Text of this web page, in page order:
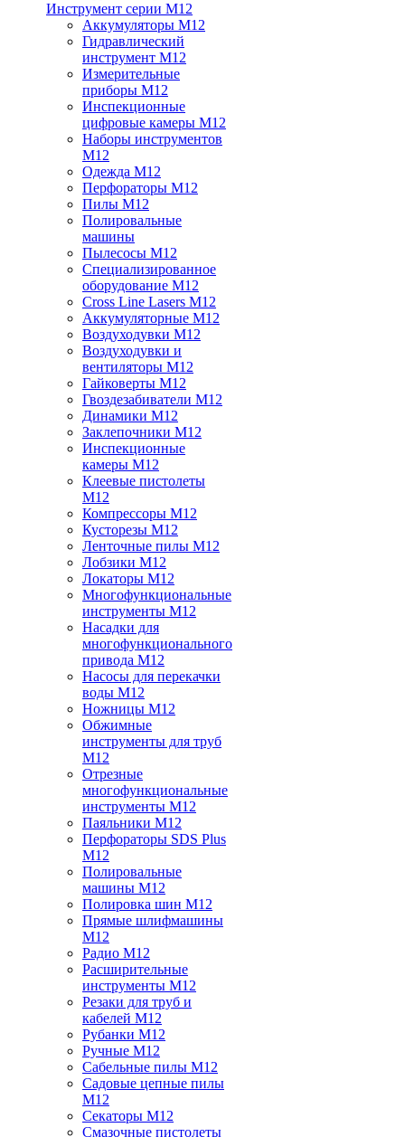
Инструмент серии M12
Аккумуляторы M12
Гидравлический
инструмент M12
Измерительные
приборы M12
Инспекционные
цифровые камеры M12
Наборы инструментов
M12
Одежда M12
Перфораторы M12
Пилы M12
Полировальные
машины
Пылесосы M12
Специализированное
оборудование M12
Cross Line Lasers M12
Аккумуляторные M12
Воздуходувки M12
Воздуходувки и
вентиляторы M12
Гайковерты M12
Гвоздезабиватели M12
Динамики M12
Заклепочники M12
Инспекционные
камеры M12
Клеевые пистолеты
M12
Компрессоры M12
Кусторезы M12
Ленточные пилы M12
Лобзики M12
Локаторы M12
Многофункциональные
инструменты M12
Насадки для
многофункционального
привода M12
Насосы для перекачки
воды M12
Ножницы M12
Обжимные
инструменты для труб
M12
Отрезные
многофункциональные
инструменты M12
Паяльники M12
Перфораторы SDS Plus
M12
Полировальные
машины M12
Полировка шин M12
Прямые шлифмашины
M12
Радио M12
Расширительные
инструменты M12
Резаки для труб и
кабелей M12
Рубанки M12
Ручные M12
Сабельные пилы M12
Садовые цепные пилы
M12
Секаторы M12
Смазочные пистолеты